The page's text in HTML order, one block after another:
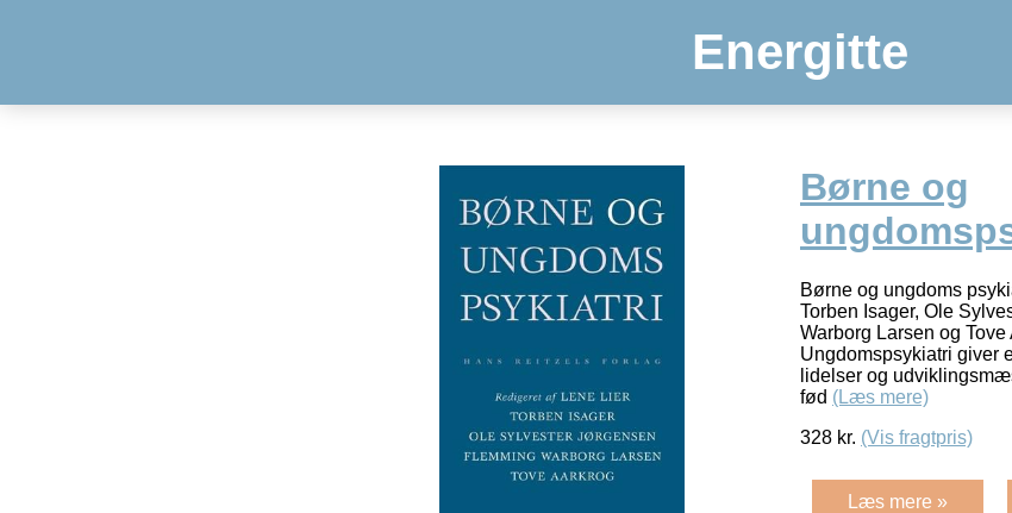
Energitte
Børne og
Børne og ungdoms
Torben Isager, Ole
Warborg Larsen og
Ungdomspsykiatri giver
lidelser og
fød (Læs mere)
328 kr. (Vis fragtpris)
Læs mere »